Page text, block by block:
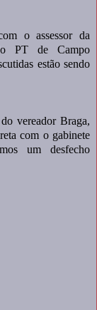
o assessor da
PT de Campo
estão sendo
vereador Braga,
com o gabinete
um desfecho